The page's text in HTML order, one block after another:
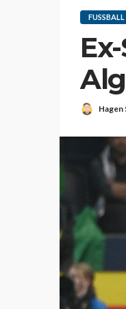
FUSSBALL
Hagen